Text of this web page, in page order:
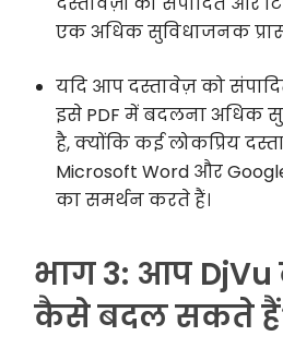
एक अधिक सुविधाजनक
यदि आप दस्तावेज़ को
इसे PDF में बदलना अधिक
है, क्योंकि कई लोकप्रिय
Microsoft Word और Google
का समर्थन करते हैं।
भाग 3: आप DjVu
कैसे बदल सकते